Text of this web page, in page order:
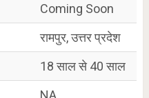
Coming Soon
रामपुर, उत्तर प्रदेश
18 साल से 40 साल
NA